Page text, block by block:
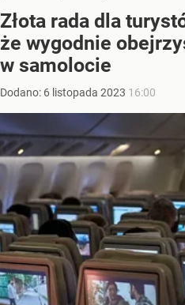
Złota rada dla
że wygodnie
w samolocie
Dodano: 6 listopada 2023 16:00